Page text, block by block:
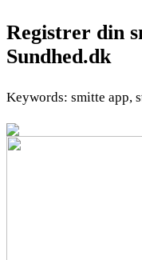
Registrer din
Sundhed.dk
Keywords: smitte app,